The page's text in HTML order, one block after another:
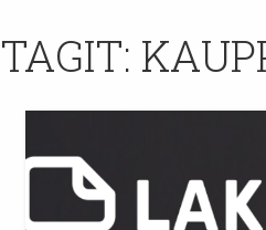
TAGIT: